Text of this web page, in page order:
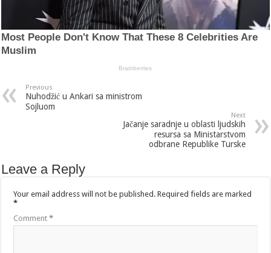
Previous
Nuhodžić u Ankari sa ministrom
Sojluom
Next
Jačanje saradnje u oblasti ljudskih
resursa sa Ministarstvom
odbrane Republike Turske
Leave a Reply
Your email address will not be published. Required fields are marked
*
Comment*